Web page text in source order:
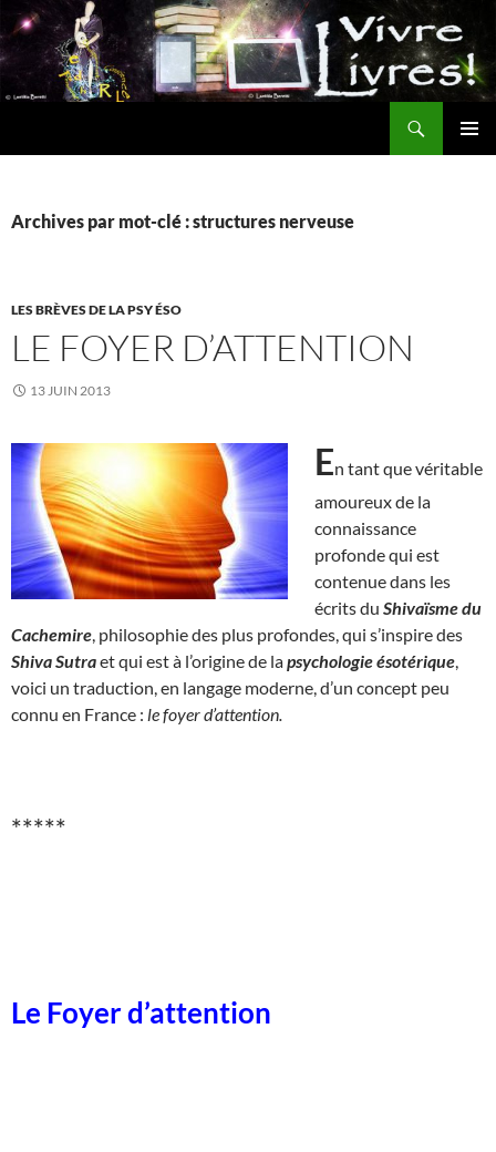
Aller
au
contenu
Archives par mot-clé : structures nerveuse
LES BRÈVES DE LA PSY ÉSO
LE FOYER D’ATTENTION
13 JUIN 2013
En tant que véritable
amoureux de la
connaissance
profonde qui est
contenue dans les
écrits du Shivaïsme du
Cachemire , philosophie des plus profondes, qui s’inspire des
Shiva Sutraet qui est à l’origine de lapsychologie ésotérique
voici un traduction, en langage moderne, d’un concept peu
connu en France : le foyer d’attention.
*****
Le Foyer d’attention